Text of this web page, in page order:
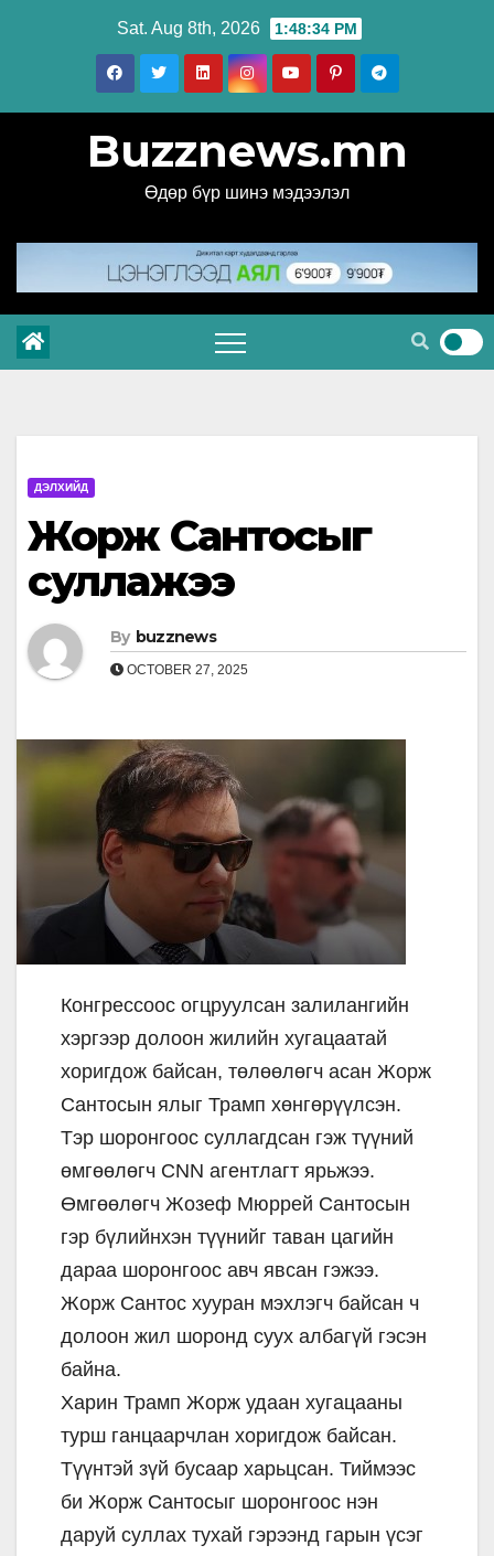
Sat. Aug 8th, 2026 1:48:34 PM
Buzznews.mn
Өдөр бүр шинэ мэдээлэл
ДЭЛХИЙД
Жорж Сантосыг
суллажээ
By buzznews
OCTOBER 27, 2025
Конгрессоос огцруулсан залилангийн
хэргээр долоон жилийн хугацаатай
хоригдож байсан, төлөөлөгч асан Жорж
Сантосын ялыг Трамп хөнгөрүүлсэн.
Тэр шоронгоос суллагдсан гэж түүний
өмгөөлөгч CNN агентлагт ярьжээ.
Өмгөөлөгч Жозеф Мюррей Сантосын
гэр бүлийнхэн түүнийг таван цагийн
дараа шоронгоос авч явсан гэжээ.
Жорж Сантос хууран мэхлэгч байсан ч
долоон жил шоронд суух албагүй гэсэн
байна.
Харин Трамп Жорж удаан хугацааны
турш ганцаарчлан хоригдож байсан.
Түүнтэй зүй бусаар харьцсан. Тиймээс
би Жорж Сантосыг шоронгоос нэн
даруй суллах тухай гэрээнд гарын үсэг